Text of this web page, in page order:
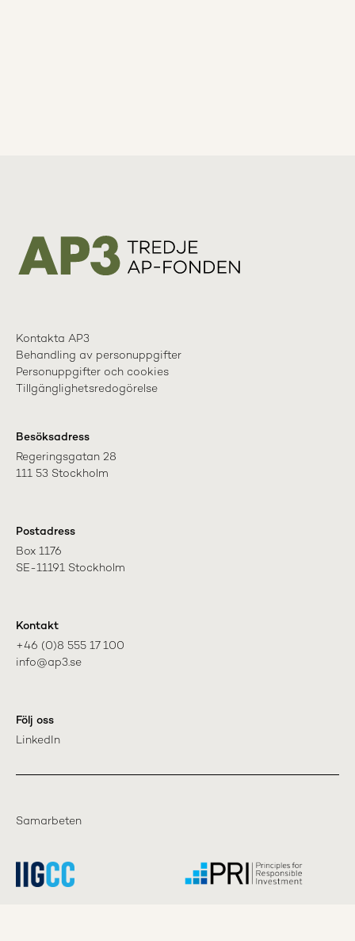
Kontakta AP3
Behandling av personuppgifter
Personuppgifter och cookies
Tillgänglighetsredogörelse
Besöksadress
Regeringsgatan 28
111 53 Stockholm
Postadress
Box 1176
SE-11191 Stockholm
Kontakt
+46 (0)8 555 17 100
info@ap3.se
Följ oss
LinkedIn
Samarbeten